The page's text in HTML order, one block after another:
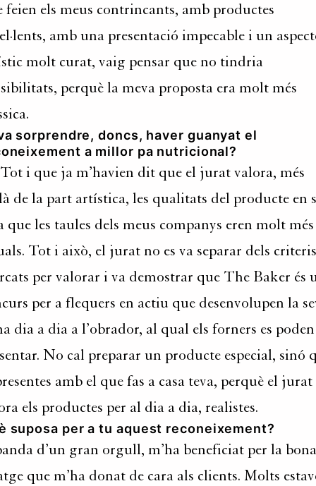
feien els meus contrincants, amb productes
amb una presentació impecable i un
molt curat, vaig pensar que no tindria
perquè la meva proposta era molt més
sorprendre, doncs, haver guanyat el
a millor pa nutricional?
i que ja m’havien dit que el jurat valora, més
de la part artística, les qualitats del producte en
que les taules dels meus companys eren molt més
Tot i això, el jurat no es va separar dels criteris
per valorar i va demostrar que The Baker és
per a flequers en actiu que desenvolupen la
dia a dia a l’obrador, al qual els forners es poden
No cal preparar un producte especial, sinó
amb el que fas a casa teva, perquè el jurat
els productes per al dia a dia, realistes.
suposa per a tu aquest reconeixement?
d’un gran orgull, m’ha beneficiat per la bona
que m’ha donat de cara als clients. Molts